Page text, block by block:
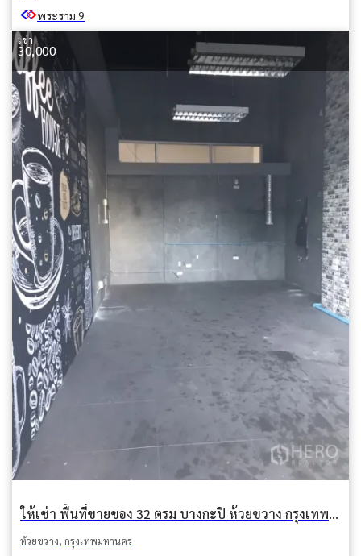
พระราม 9
เช่า
30,000
ให้เช่า พื้นที่ขายของ 32 ตรม บางกะปิ ห้วยขวาง กรุงเทพมหานคร
ห้วยขวาง, กรุงเทพมหานคร